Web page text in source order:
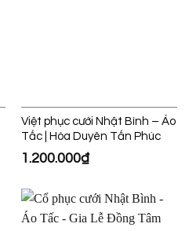
Việt phục cưới Nhật Bình – Áo
Tấc | Hòa Duyên Tấn Phúc
1.200.000₫